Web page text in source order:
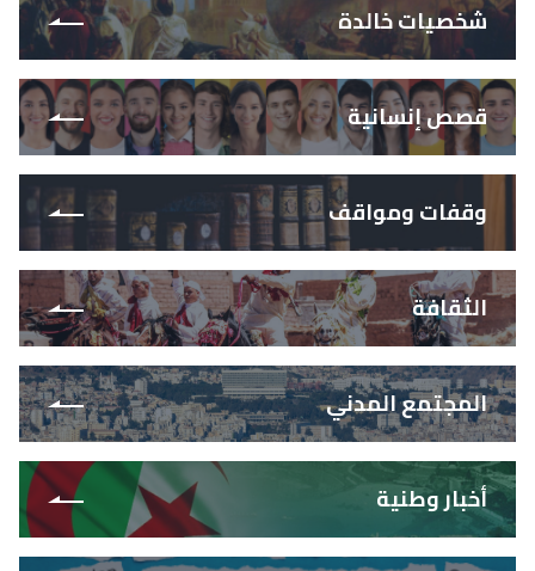
شخصيات خالدة
قصص إنسانية
وقفات ومواقف
الثقافة
المجتمع المدني
أخبار وطنية